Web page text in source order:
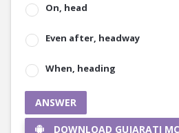
On, head
Even after, headway
When, heading
ANSWER
DOWNLOAD GUJARATI